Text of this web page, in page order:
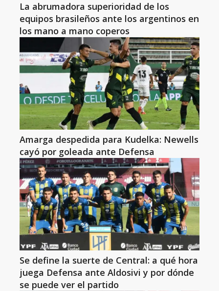
La abrumadora superioridad de los
equipos brasileños ante los argentinos en
los mano a mano coperos
Amarga despedida para Kudelka: Newells
cayó por goleada ante Defensa
Se define la suerte de Central: a qué hora
juega Defensa ante Aldosivi y por dónde
se puede ver el partido